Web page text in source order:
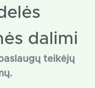
dalimi
teikėjų